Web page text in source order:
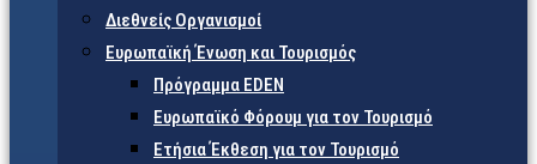
Διεθνείς Οργανισμοί
Ευρωπαϊκή Ένωση και Τουρισμός
Πρόγραμμα EDEN
Ευρωπαϊκό Φόρουμ για τον Τουρισμό
Ετήσια Έκθεση για τον Τουρισμό